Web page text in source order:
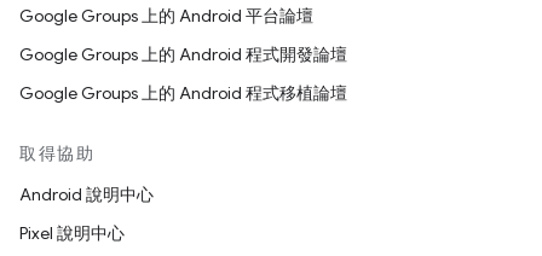
Google Groups 上的 Android 平台論壇
Google Groups 上的 Android 程式開發論壇
Google Groups 上的 Android 程式移植論壇
取得協助
Android 說明中心
Pixel 說明中心